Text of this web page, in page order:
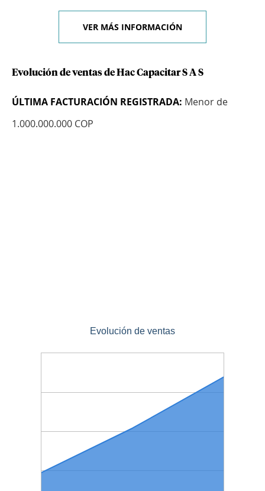
VER MÁS INFORMACIÓN
Evolución de ventas de Hac Capacitar S A S
ÚLTIMA FACTURACIÓN REGISTRADA: Menor de
1.000.000.000 COP
Evolución de ventas